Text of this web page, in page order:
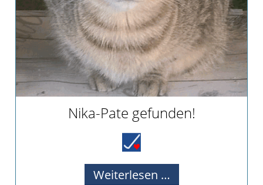
werden
Pate
gesucht
Kastrationen
Pate
gefunden
HappyNika-Pate gefunden!
Weiterlesen …Nika-